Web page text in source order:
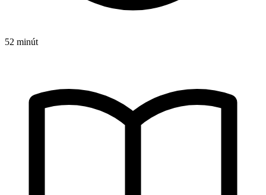
52 minút